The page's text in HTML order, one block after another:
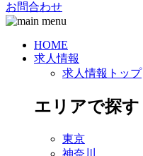
お問合わせ
HOME
求人情報
求人情報トップ
エリアで探す
東京